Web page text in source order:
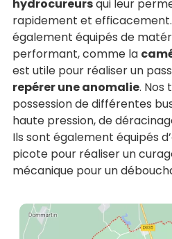
hydrocureursqui leur
rapidement et
également équipés de
performant, comme la
est utile pour réaliser un
repérer une anomalie. Nos
possession de différentes
haute pression, de
Ils sont également équipés
picote pour réaliser un
mécanique pour un